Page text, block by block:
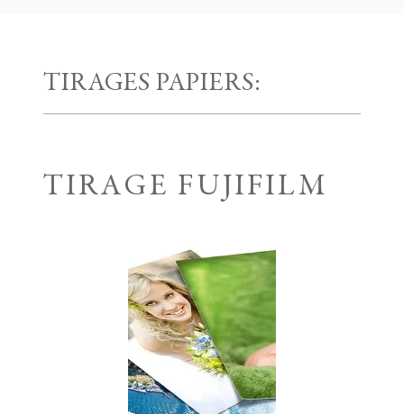
TIRAGES PAPIERS:
TIRAGE FUJIFILM